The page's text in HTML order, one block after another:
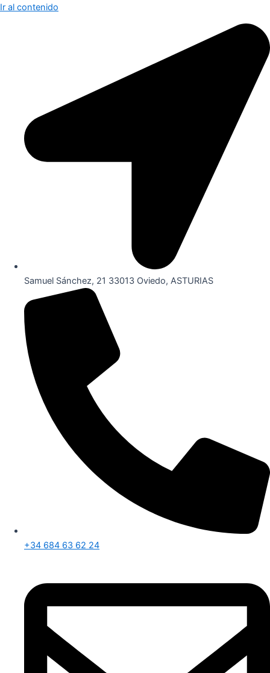
Ir al contenido
Samuel Sánchez, 21 33013 Oviedo, ASTURIAS
+34 684 63 62 24